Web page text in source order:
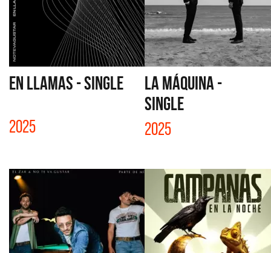
EN LLAMAS - SINGLE
2025
LA MÁQUINA -
SINGLE
2025